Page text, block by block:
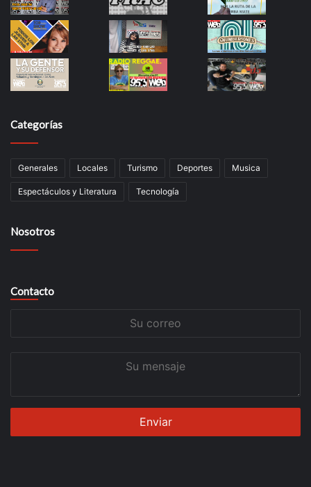
Categorías
Generales Locales Turismo Deportes Musica
Espectáculos y Literatura Tecnología
Nosotros
Contacto